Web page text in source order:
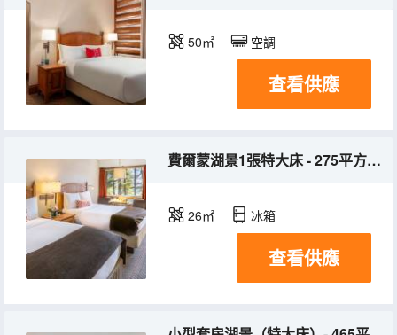
50㎡ 空調
查看供應
費爾蒙湖景1張特大床 - 275平方英尺，26平方米，戶外露台，湖景
26㎡ 冰箱
查看供應